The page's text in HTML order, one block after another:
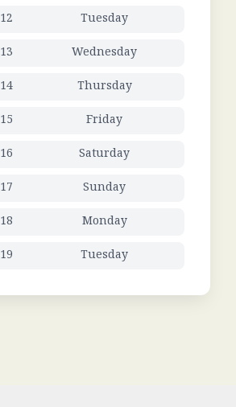
12
Tuesday
13
Wednesday
14
Thursday
15
Friday
16
Saturday
17
Sunday
18
Monday
19 Tuesday